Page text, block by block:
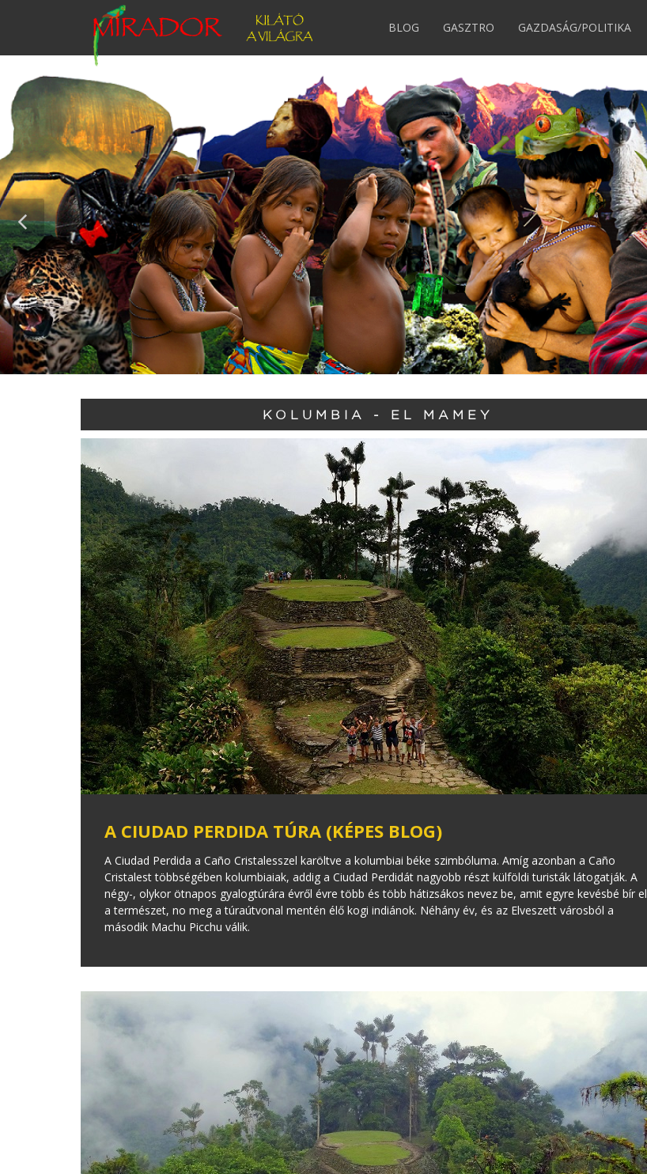
BLOG GASZTRO GAZDASÁG/POLITIKA
KOLUMBIA - EL MAMEY
A CIUDAD PERDIDA TÚRA (KÉPES BLOG)
A Ciudad Perdida a Caño Cristalesszel karöltve a kolumbiai béke szimbóluma. Amíg azonban a Caño
Cristalest többségében kolumbiaiak, addig a Ciudad Perdidát nagyobb részt külföldi turisták látogatják. A
négy-, olykor ötnapos gyalogtúrára évről évre több és több hátizsákos nevez be, amit egyre kevésbé bír el
a természet, no meg a túraútvonal mentén élő kogi indiánok. Néhány év, és az Elveszett városból a
második Machu Picchu válik.